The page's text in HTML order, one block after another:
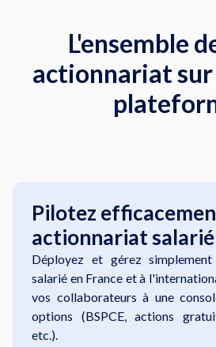
L'ensemble
actionnariat sur
Pilotez
actionnariat salarié
Déployez et gérez
salarié en France et à
vos collaborateurs à une
options (BSPCE, actions
etc.).